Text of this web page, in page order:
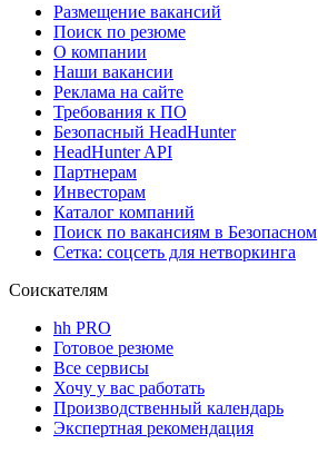
Размещение вакансий
Поиск по резюме
О компании
Наши вакансии
Реклама на сайте
Требования к ПО
Безопасный HeadHunter
HeadHunter API
Партнерам
Инвесторам
Каталог компаний
Поиск по вакансиям в Безопасном
Сетка: соцсеть для нетворкинга
Соискателям
hh PRO
Готовое резюме
Все сервисы
Хочу у вас работать
Производственный календарь
Экспертная рекомендация